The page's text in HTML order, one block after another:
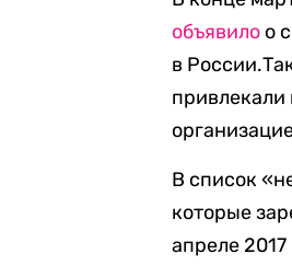
объявило о
в
привлекали
В список
которые
апреле